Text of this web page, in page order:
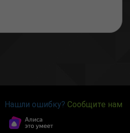
Нашли ошибку? Сообщите нам